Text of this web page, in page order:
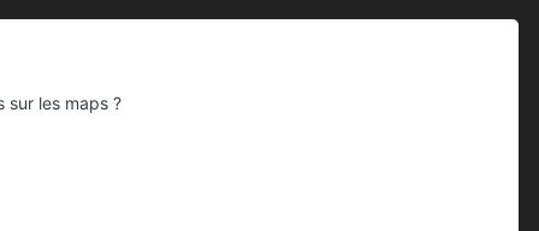
sur les maps ?